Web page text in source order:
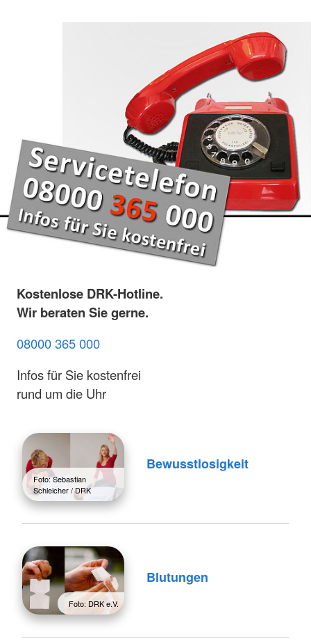
Kostenlose DRK-Hotline.
Wir beraten Sie gerne.
08000 365 000
Infos für Sie kostenfrei
rund um die Uhr
Foto: Sebastian
Schleicher / DRK
Bewusstlosigkeit
Foto: DRK e.V.
Blutungen